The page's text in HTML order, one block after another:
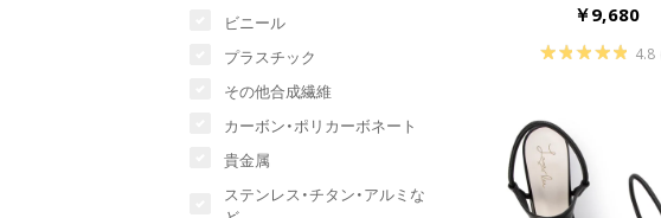
ビニール
プラスチック
その他合成繊維
カーボン・ポリカーボネート
貴金属
ステンレス・チタン・アルミな
￥9,680
4.8